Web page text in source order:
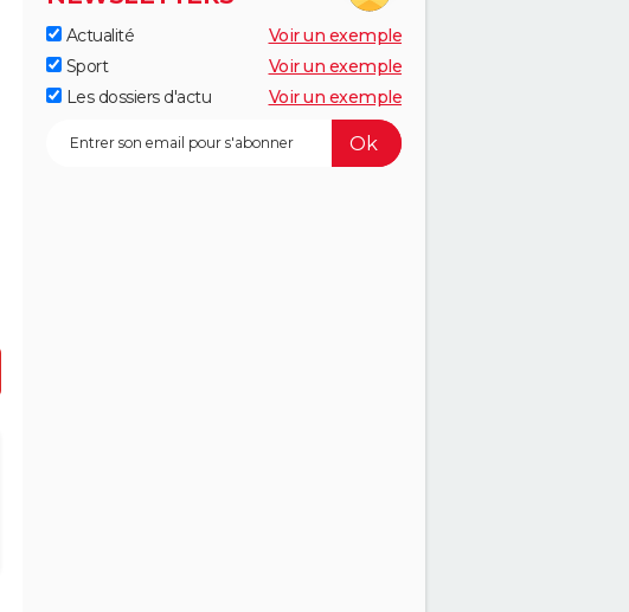
Actualité
Voir un exemple
Sport
Voir un exemple
Les dossiers d'actu
Voir un exemple